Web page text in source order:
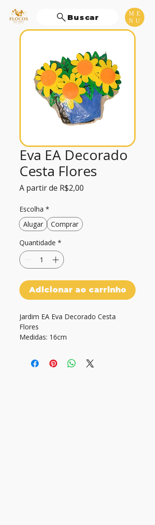
ME
NU
Buscar
Eva EA Decorado
Cesta Flores
A partir de R$2,00
Escolha *
Alugar
Comprar
Quantidade *
Adicionar ao carrinho
Jardim EA Eva Decorado Cesta
Flores
Medidas: 16cm